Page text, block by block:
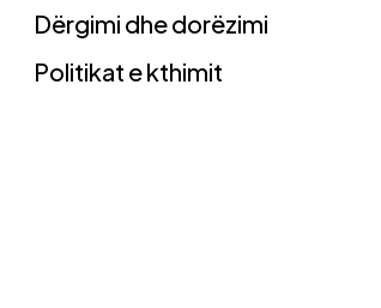
Dërgimi dhe dorëzimi
Politikat e kthimit